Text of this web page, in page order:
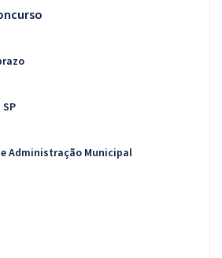
Administração Municipal